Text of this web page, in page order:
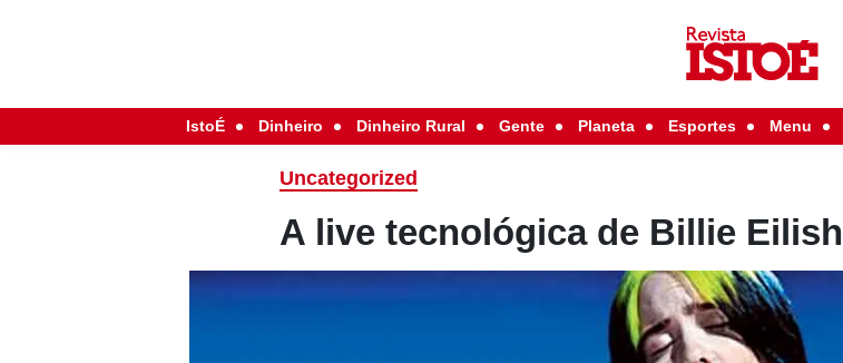
IstoÉ Dinheiro Dinheiro Rural Gente Planeta Esportes Menu
Uncategorized
A live tecnológica de Billie Eilish